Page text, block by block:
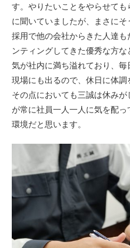
す。やりたいことをやらせて
に聞いていましたが、まさに
採用で他の会社からきた人達
ンティングしてきた優秀な方
気が社内に満ち溢れており、
現場にも出るので、休日に体調
その点においても三誠は休み
が常に社員一人一人に気を配
環境だと思います。